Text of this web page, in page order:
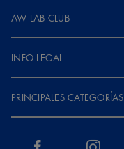
AW LAB CLUB
INFO LEGAL
PRINCIPALES CATEGORÍAS